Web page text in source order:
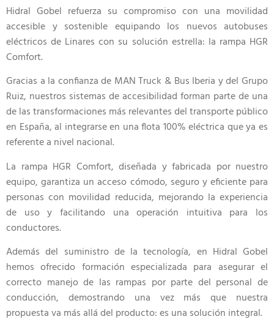
Hidral Gobel refuerza su compromiso con una movilidad
accesible y sostenible equipando los nuevos autobuses
eléctricos de Linares con su solución estrella: la rampa HGR
Comfort.
Gracias a la confianza de MAN Truck & Bus Iberia y del Grupo
Ruiz, nuestros sistemas de accesibilidad forman parte de una
de las transformaciones más relevantes del transporte público
en España, al integrarse en una flota 100% eléctrica que ya es
referente a nivel nacional.
La rampa HGR Comfort, diseñada y fabricada por nuestro
equipo, garantiza un acceso cómodo, seguro y eficiente para
personas con movilidad reducida, mejorando la experiencia
de uso y facilitando una operación intuitiva para los
conductores.
Además del suministro de la tecnología, en Hidral Gobel
hemos ofrecido formación especializada para asegurar el
correcto manejo de las rampas por parte del personal de
conducción, demostrando una vez más que nuestra
propuesta va más allá del producto: es una solución integral.